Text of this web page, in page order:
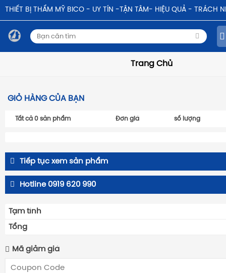
THIẾT BỊ THẨM MỸ BICO - UY TÍN -TẬN TÂM- HIỆU QUẢ - TRÁCH
Trang Chủ
GIỎ HÀNG CỦA BẠN
Tất cả 0 sản phẩm Đơn giá số lượng
Tiếp tục xem sản phẩm
Hotline 0919 620 990
Tạm tính
Tổng
Mã giảm giá